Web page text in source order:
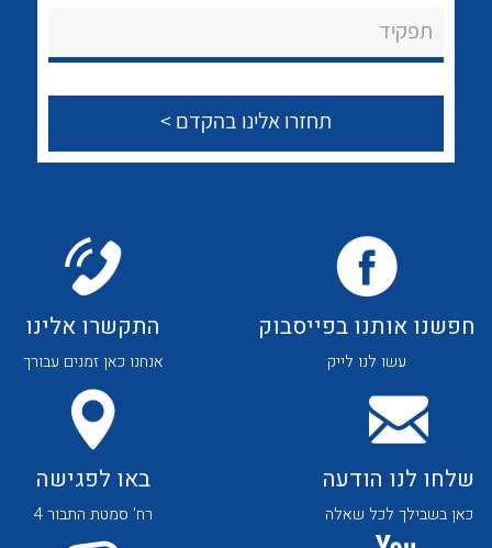
לכל מוצרי היצרן לכל מוצרי היצרן
תפקיד
חפשנו אותנו בפייסבוק
עשו לנו לייק
התקשרו אלינו
אנחנו כאן זמנים עבורך
שלחו לנו הודעה
כאן בשבילך לכל שאלה
באו לפגישה
רח' סמטת התבור 4